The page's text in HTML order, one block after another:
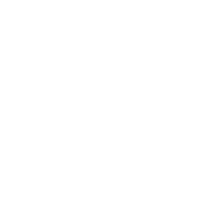
-Demostrar mínimo 3 veces
-Informe comercial Dicom,
Para aval se solicitan los mismos